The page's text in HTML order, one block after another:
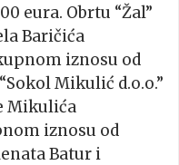
eura. Obrtu “Žal”
Baričića
iznosu od
Mikulić d.o.o.”
Mikulića
iznosu od
Batur i